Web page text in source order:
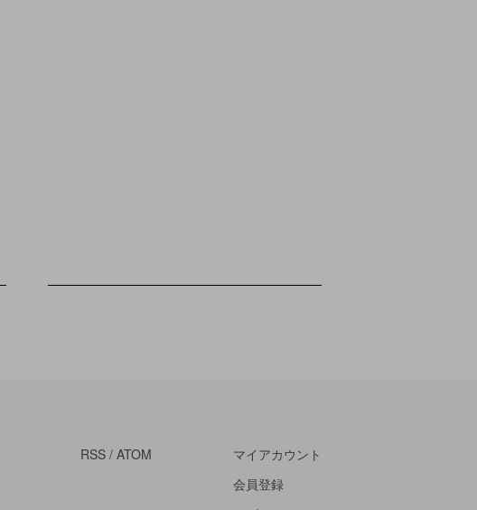
RSS / ATOM
マイアカウント
会員登録